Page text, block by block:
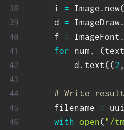
    i
= Image . new(
    d
= ImageDraw .
    f
= ImageFont .
for num , (text
        d
. text( (2 ,
# Write
    filename
=
with open( "/